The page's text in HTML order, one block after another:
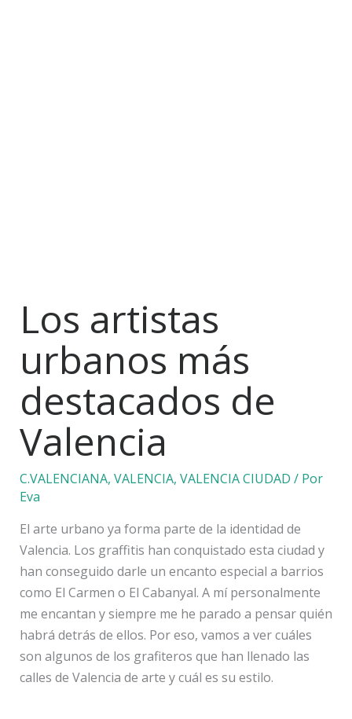
Los artistas
urbanos más
destacados de
Valencia
C.VALENCIANA, VALENCIA, VALENCIA CIUDAD / Por
Eva
El arte urbano ya forma parte de la identidad de
Valencia. Los graffitis han conquistado esta ciudad y
han conseguido darle un encanto especial a barrios
como El Carmen o El Cabanyal. A mí personalmente
me encantan y siempre me he parado a pensar quién
habrá detrás de ellos. Por eso, vamos a ver cuáles
son algunos de los grafiteros que han llenado las
calles de Valencia de arte y cuál es su estilo.